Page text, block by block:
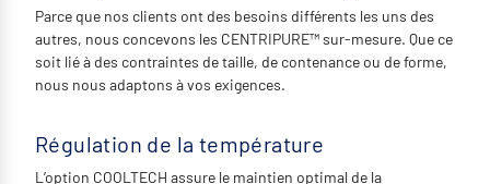
Parce que nos clients ont des besoins différents les uns des
autres, nous concevons les CENTRIPURE™ sur-mesure. Que ce
soit lié à des contraintes de taille, de contenance ou de forme,
nous nous adaptons à vos exigences.
Régulation de la température
L’option COOLTECH assure le maintien optimal de la